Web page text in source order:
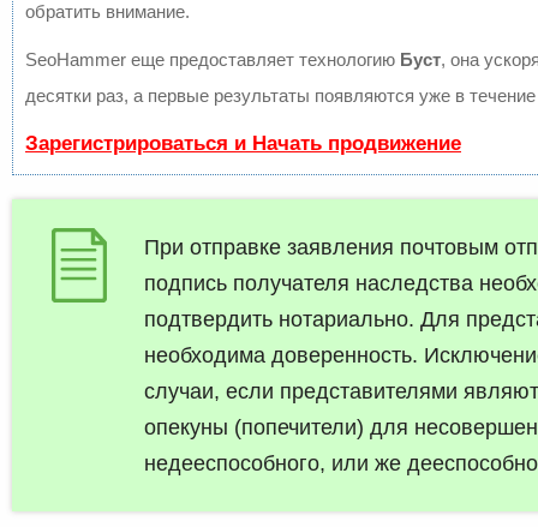
обратить внимание.
SeoHammer еще предоставляет технологию Буст, она
десятки раз, а первые результаты появляются уже в
Зарегистрироваться и Начать продвижение
При отправке заявления почтовым
подпись получателя наследства
подтвердить нотариально. Для
необходима доверенность.
случаи, если представителями
опекуны (попечители) для
недееспособного, или же